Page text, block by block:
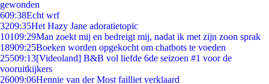
gewonden
609:38Echt wrf
3209:35Het Hazy Jane adoratietopic
10109:29Man zoekt mij en bedreigt mij, nadat ik met zijn zoon sprak
18909:25Boeken worden opgekocht om chatbots te voeden
25509:13[Videoland] B&B vol liefde 6de seizoen #1 voor de
vooruitkijkers
26009:06Hennie van der Most failliet verklaard